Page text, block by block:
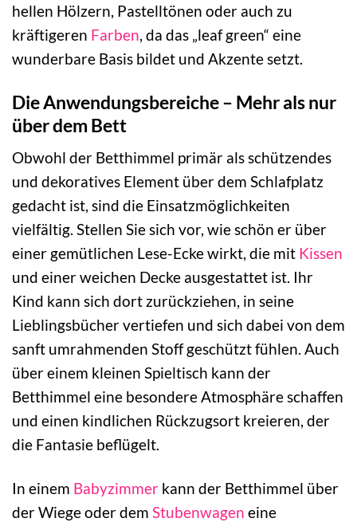
hellen Hölzern, Pastelltönen oder auch zu
kräftigeren Farben, da das „leaf green“ eine
wunderbare Basis bildet und Akzente setzt.
Die Anwendungsbereiche – Mehr als nur
über dem Bett
Obwohl der Betthimmel primär als schützendes
und dekoratives Element über dem Schlafplatz
gedacht ist, sind die Einsatzmöglichkeiten
vielfältig. Stellen Sie sich vor, wie schön er über
einer gemütlichen Lese-Ecke wirkt, die mit Kissen
und einer weichen Decke ausgestattet ist. Ihr
Kind kann sich dort zurückziehen, in seine
Lieblingsbücher vertiefen und sich dabei von dem
sanft umrahmenden Stoff geschützt fühlen. Auch
über einem kleinen Spieltisch kann der
Betthimmel eine besondere Atmosphäre schaffen
und einen kindlichen Rückzugsort kreieren, der
die Fantasie beflügelt.
In einem Babyzimmer kann der Betthimmel über
der Wiege oder dem Stubenwagen eine